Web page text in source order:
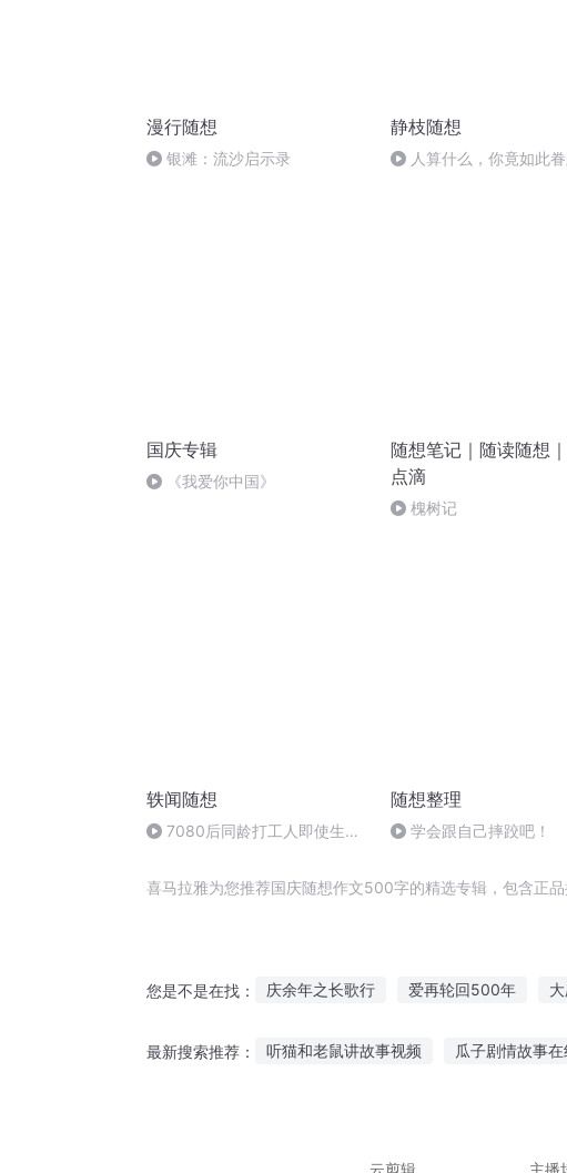
漫行随想
银滩：流沙启示录
静枝随想
人算什么，你竟如此
国庆专辑
《我爱你中国》
随想笔记｜随读随想
点滴
槐树记
轶闻随想
7080后同龄打工人即使生活
随想整理
学会跟自己摔跤吧！
喜马拉雅为您推荐国庆随想作文500字的精选专辑，包含正
您是不是在找： 庆余年之长歌行 爱再轮回500年
最新搜索推荐： 听猫和老鼠讲故事视频 瓜子剧情故事
云剪辑
主播